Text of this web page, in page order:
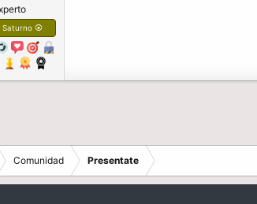
Saturno ⦿
Comunidad Presentate